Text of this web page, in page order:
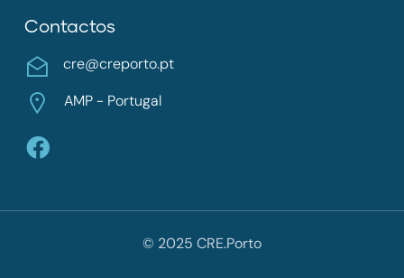
Contactos
cre@creporto.pt
AMP - Portugal
© 2025 CRE.Porto